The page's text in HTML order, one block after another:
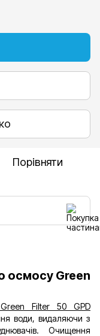
Порівняти
осмосу Green
Filter 50 GPD
води, видаляючи з
Очищення